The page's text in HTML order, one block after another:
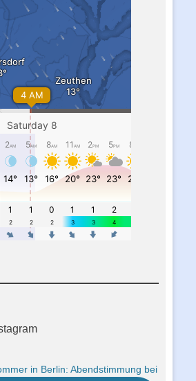
in Berlin: Abendstimmung bei